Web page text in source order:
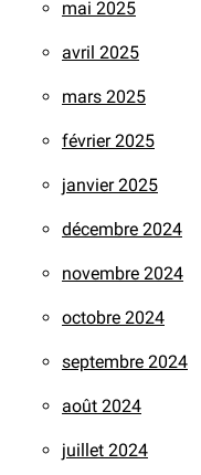
mai 2025
avril 2025
mars 2025
février 2025
janvier 2025
décembre 2024
novembre 2024
octobre 2024
septembre 2024
août 2024
juillet 2024